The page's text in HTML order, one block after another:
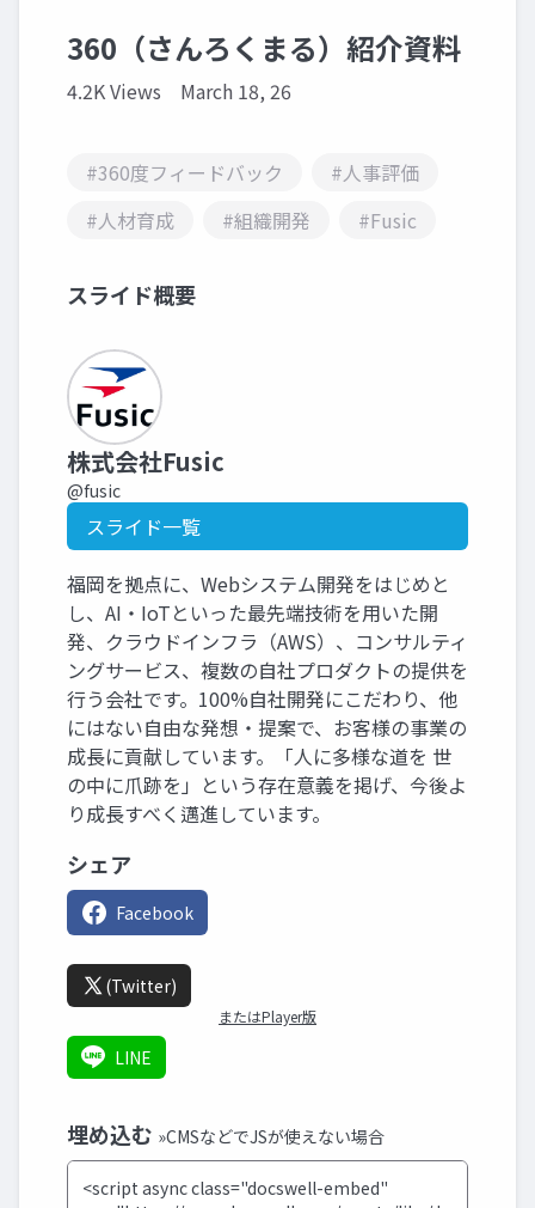
360（さんろくまる）紹介資料
4.2K Views March 18, 26
#360度フィードバック
#人事評価
#人材育成
#組織開発 #Fusic
スライド概要
株式会社Fusic
@fusic
スライド一覧
福岡を拠点に、Webシステム開発をはじめと
し、AI・IoTといった最先端技術を用いた開
発、クラウドインフラ（AWS）、コンサルティ
ングサービス、複数の自社プロダクトの提供を
行う会社です。100%自社開発にこだわり、他
にはない自由な発想・提案で、お客様の事業の
成長に貢献しています。「人に多様な道を 世
の中に爪跡を」という存在意義を掲げ、今後よ
り成長すべく邁進しています。
シェア
Facebook
(Twitter)
またはPlayer版
LINE
埋め込む »CMSなどでJSが使えない場合